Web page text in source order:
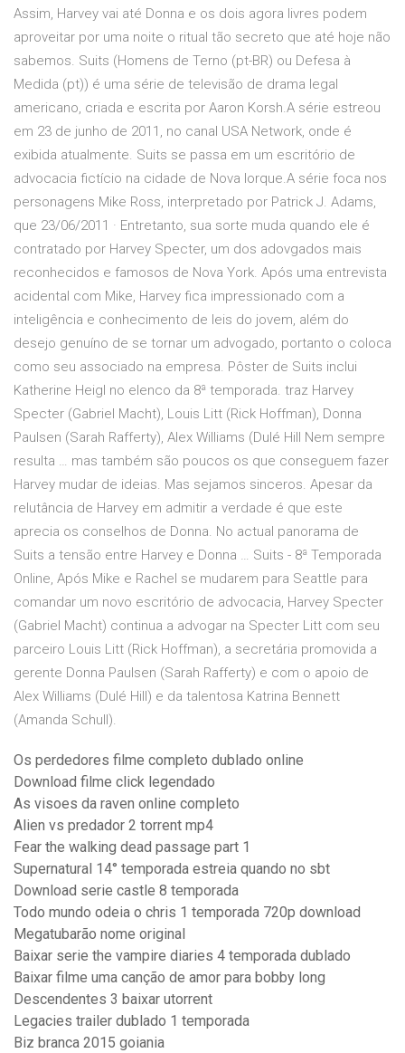
Assim, Harvey vai até Donna e os dois agora livres podem
aproveitar por uma noite o ritual tão secreto que até hoje não
sabemos. Suits (Homens de Terno (pt-BR) ou Defesa à
Medida (pt)) é uma série de televisão de drama legal
americano, criada e escrita por Aaron Korsh.A série estreou
em 23 de junho de 2011, no canal USA Network, onde é
exibida atualmente. Suits se passa em um escritório de
advocacia fictício na cidade de Nova Iorque.A série foca nos
personagens Mike Ross, interpretado por Patrick J. Adams,
que 23/06/2011 · Entretanto, sua sorte muda quando ele é
contratado por Harvey Specter, um dos adovgados mais
reconhecidos e famosos de Nova York. Após uma entrevista
acidental com Mike, Harvey fica impressionado com a
inteligência e conhecimento de leis do jovem, além do
desejo genuíno de se tornar um advogado, portanto o coloca
como seu associado na empresa. Pôster de Suits inclui
Katherine Heigl no elenco da 8ª temporada. traz Harvey
Specter (Gabriel Macht), Louis Litt (Rick Hoffman), Donna
Paulsen (Sarah Rafferty), Alex Williams (Dulé Hill Nem sempre
resulta … mas também são poucos os que conseguem fazer
Harvey mudar de ideias. Mas sejamos sinceros. Apesar da
relutância de Harvey em admitir a verdade é que este
aprecia os conselhos de Donna. No actual panorama de
Suits a tensão entre Harvey e Donna … Suits - 8ª Temporada
Online, Após Mike e Rachel se mudarem para Seattle para
comandar um novo escritório de advocacia, Harvey Specter
(Gabriel Macht) continua a advogar na Specter Litt com seu
parceiro Louis Litt (Rick Hoffman), a secretária promovida a
gerente Donna Paulsen (Sarah Rafferty) e com o apoio de
Alex Williams (Dulé Hill) e da talentosa Katrina Bennett
(Amanda Schull).
Os perdedores filme completo dublado online
Download filme click legendado
As visoes da raven online completo
Alien vs predador 2 torrent mp4
Fear the walking dead passage part 1
Supernatural 14° temporada estreia quando no sbt
Download serie castle 8 temporada
Todo mundo odeia o chris 1 temporada 720p download
Megatubarão nome original
Baixar serie the vampire diaries 4 temporada dublado
Baixar filme uma canção de amor para bobby long
Descendentes 3 baixar utorrent
Legacies trailer dublado 1 temporada
Biz branca 2015 goiania